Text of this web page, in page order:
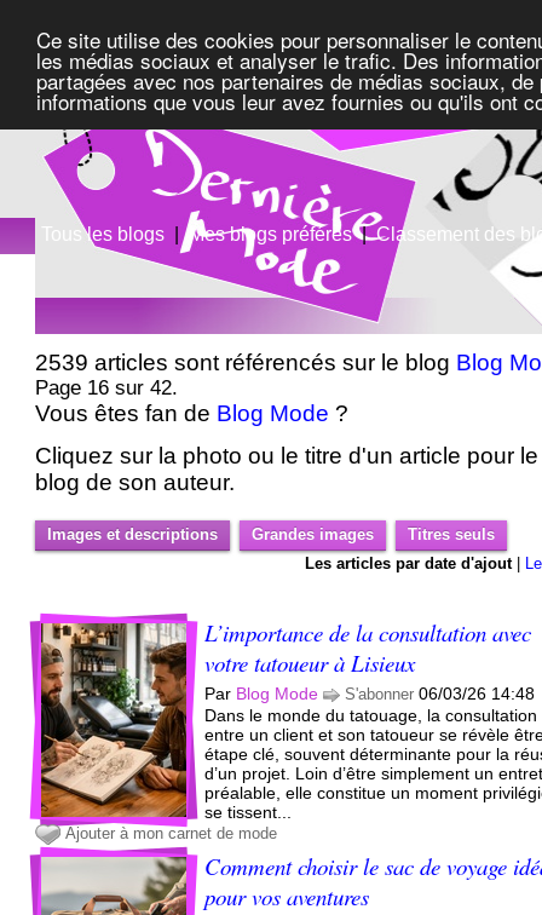
Ce site utilise des cookies pour personnaliser le
les médias sociaux et analyser le trafic. Des
partagées avec nos partenaires de médias sociaux,
informations que vous leur avez fournies ou qu'ils ont
Tous les blogs | Mes blogs préférés|Classement des
2539 articles sont référencés sur le blog Blog
Page 16 sur 42.
Vous êtes fan de Blog Mode ?
Cliquez sur la photo ou le titre d'un article pour
blog de son auteur.
Images et descriptions Grandes images
Titres seuls
Les articles par date d'ajout|
L’importance de la consultation avec
votre tatoueur à Lisieux
Par Blog Mode S'abonner 06/03/26 14:48
Dans le monde du tatouage, la consultation
entre un client et son tatoueur se révèle
étape clé, souvent déterminante pour la
d’un projet. Loin d’être simplement un
préalable, elle constitue un moment
se tissent...
Ajouter à mon carnet de mode
Comment choisir le sac de voyage
pour vos aventures